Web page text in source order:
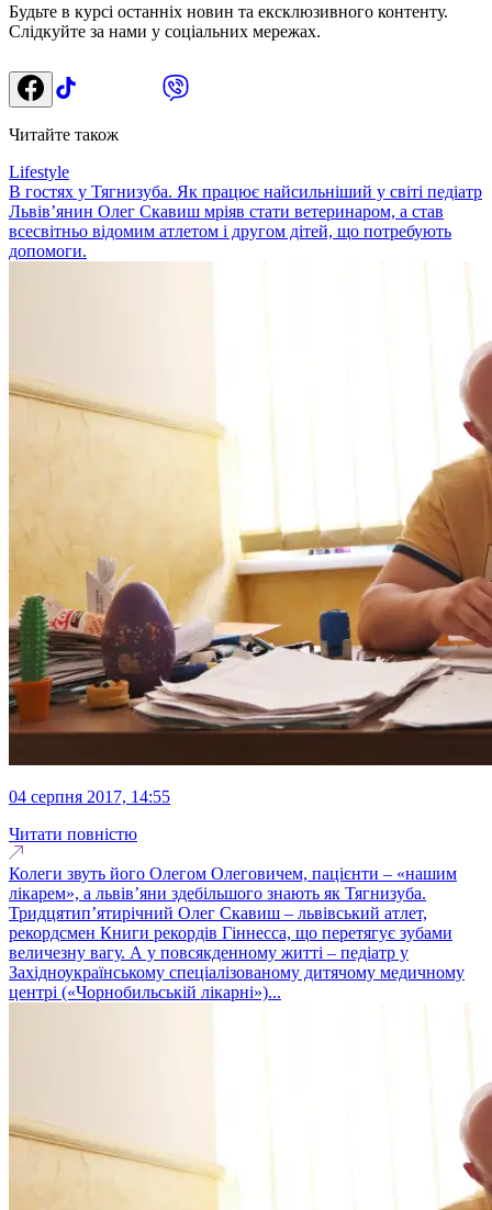
Будьте в курсі останніх новин та ексклюзивного контенту.
Слідкуйте за нами у соціальних мережах.
Читайте також
Lifestyle
В гостях у Тягнизуба. Як працює найсильніший у світі педіатр
Львів’янин Олег Скавиш мріяв стати ветеринаром, а став
всесвітньо відомим атлетом і другом дітей, що потребують
допомоги.
04 серпня 2017, 14:55
Читати повністю
Колеги звуть його Олегом Олеговичем, пацієнти – «нашим
лікарем», а львів’яни здебільшого знають як Тягнизуба.
Тридцятип’ятирічний Олег Скавиш – львівський атлет,
рекордсмен Книги рекордів Гіннесса, що перетягує зубами
величезну вагу. А у повсякденному житті – педіатр у
Західноукраїнському спеціалізованому дитячому медичному
центрі («Чорнобильській лікарні»)...